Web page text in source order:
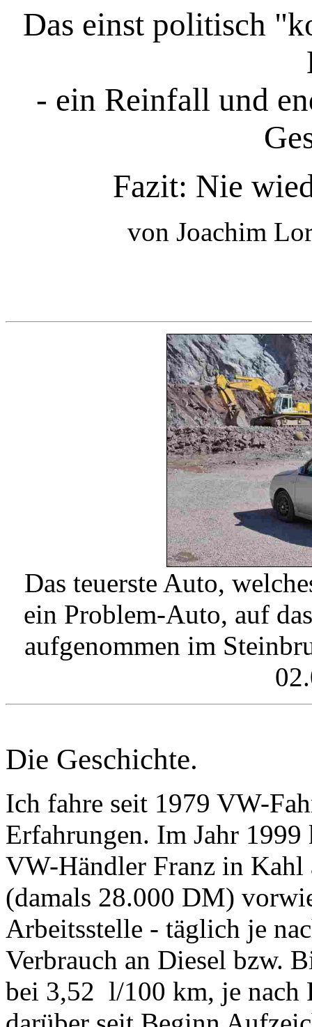
Das einst politisch
- ein Reinfall und
Fazit: Nie
von Joachim
Das teuerste Auto,
ein Problem-Auto, auf
aufgenommen im
Die Geschichte.
Ich fahre seit 1979 VW-
Erfahrungen. Im Jahr
VW-Händler Franz in
(damals 28.000 DM)
Arbeitsstelle - täglich je
Verbrauch an Diesel bzw.
bei 3,52 l/100 km, je nach